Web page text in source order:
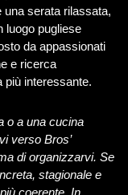
una serata rilassata,
luogo pugliese
da appassionati
e ricerca
più interessante.
o a una cucina
verso Bros’
di organizzarvi. Se
stagionale e
coerente. In